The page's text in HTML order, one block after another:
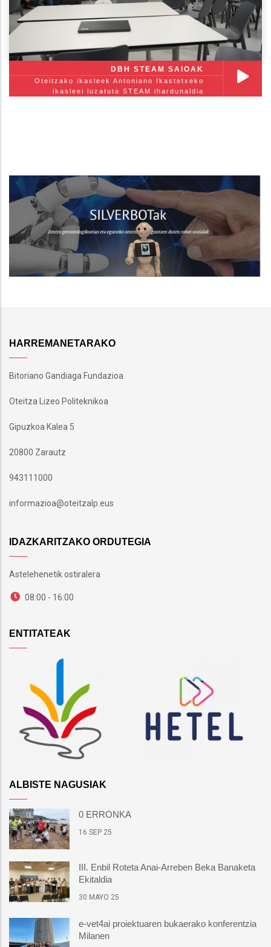
DBH STEAM SAIOAK
Oteitzako ikasleek Antoniano Ikastetxeko
ikasleei luzatuta STEAM ihardunaldia
HARREMANETARAKO
Bitoriano Gandiaga Fundazioa
Oteitza Lizeo Politeknikoa
Gipuzkoa Kalea 5
20800 Zarautz
943111000
informazioa@oteitzalp.eus
IDAZKARITZAKO ORDUTEGIA
Astelehenetik ostiralera
08:00 - 16:00
ENTITATEAK
ALBISTE NAGUSIAK
0 ERRONKA
16 SEP 25
III. Enbil Roteta Anai-Arreben Beka Banaketa
Ekitaldia
30 MAYO 25
e-vet4ai proiektuaren bukaerako konferentzia
Milanen